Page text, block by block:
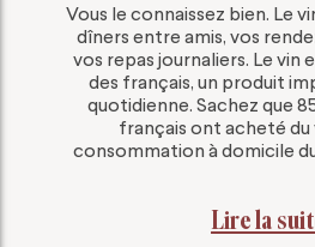
Vous le connaissez bien. Le
dîners entre amis, vos
vos repas journaliers. Le vin
des français, un produit
quotidienne. Sachez que
français ont acheté du
consommation à domicile
Lire la